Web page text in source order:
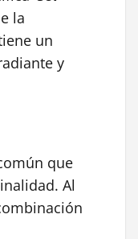
la
un
y
que
Al